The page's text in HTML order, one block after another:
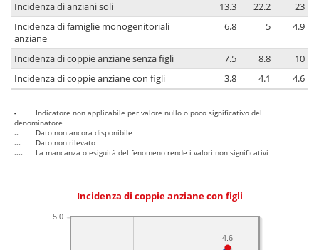
Incidenza di anziani soli 13.3 22.2
23
Incidenza di famiglie monogenitoriali
anziane
6.8 5 4.9
Incidenza di coppie anziane senza figli 7.5 8.8
10
Incidenza di coppie anziane con figli
3.8 4.1 4.6
-
Indicatore non applicabile per valore nullo o poco significativo del
denominatore
..
Dato non ancora disponibile
...
Dato non rilevato
....
La mancanza o esiguità del fenomeno rende i valori non significativi
Incidenza di coppie anziane con figli
5.0
4.6